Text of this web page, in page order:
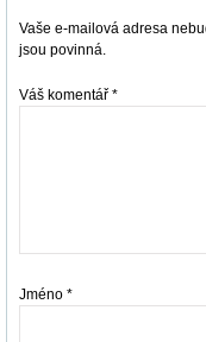
Vaše e-mailová adresa
jsou povinná.
Váš komentář *
Jméno *